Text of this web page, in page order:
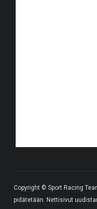
Copyright © Sport Racing
pidätetään. Nettisivut